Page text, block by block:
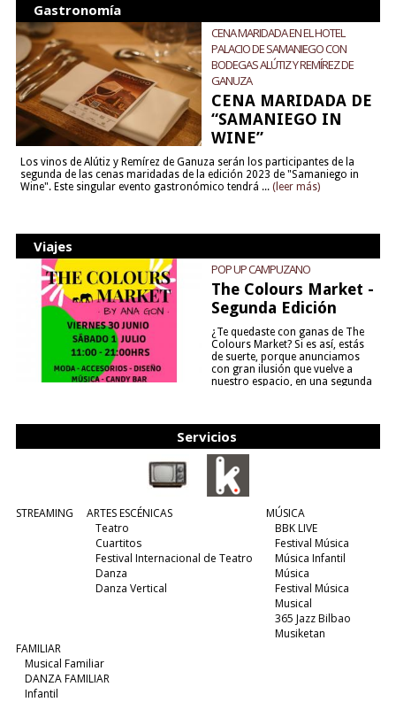
Gastronomía
CENA MARIDADA EN EL HOTEL
PALACIO DE SAMANIEGO CON
BODEGAS ALÚTIZ Y REMÍREZ DE
GANUZA
CENA MARIDADA DE
“SAMANIEGO IN
WINE”
Los vinos de Alútiz y Remírez de Ganuza serán los participantes de la
segunda de las cenas maridadas de la edición 2023 de "Samaniego in
Wine". Este singular evento gastronómico tendrá ... (leer más)
Viajes
POP UP CAMPUZANO
The Colours Market -
Segunda Edición
¿Te quedaste con ganas de The
Colours Market? Si es así, estás
de suerte, porque anunciamos
con gran ilusión que vuelve a
nuestro espacio, en una segunda
Servicios
STREAMING
ARTES ESCÉNICAS
Teatro
Cuartitos
Festival Internacional de Teatro
Danza
Danza Vertical
MÚSICA
BBK LIVE
Festival Música
Música Infantil
Música
Festival Música
Musical
365 Jazz Bilbao
Musiketan
FAMILIAR
Musical Familiar
DANZA FAMILIAR
Infantil